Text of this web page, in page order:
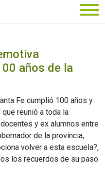
años de la
Fe cumplió 100 años y
reunió a toda la
y ex alumnos entre
de la provincia,
volver a esta escuela?,
los recuerdos de su paso